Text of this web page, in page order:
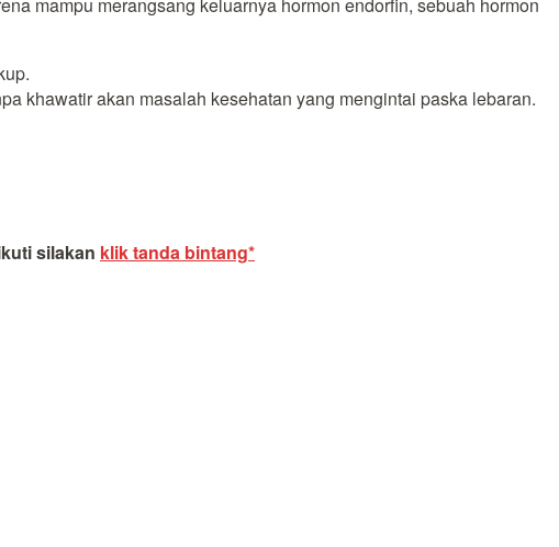
khawatir akan masalah kesehatan yang mengintai paska lebaran.
silakan klik tanda bintang*